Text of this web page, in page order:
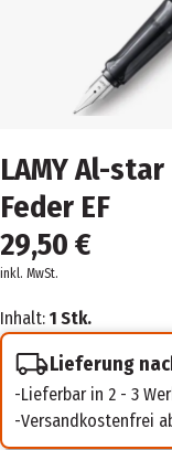
LAMY Al-
Feder EF
29,50 €
inkl. MwSt.
Inhalt: 1 Stk.
Lieferung
Lieferbar in 2 - 3
Versandkostenfrei